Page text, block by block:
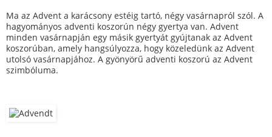
Ma az Advent a karácsony estéig tartó, négy vasárnapról szól. A
hagyományos adventi koszorún négy gyertya van. Advent
minden vasárnapján egy másik gyertyát gyújtanak az Advent
koszorúban, amely hangsúlyozza, hogy közeledünk az Advent
utolsó vasárnapjához. A gyönyörű adventi koszorú az Advent
szimbóluma.